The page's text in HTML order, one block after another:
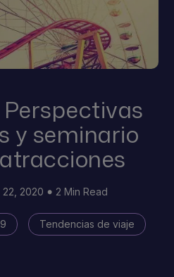
Perspectivas
y seminario
22, 2020 2 Min Read
Tendencias de viaje